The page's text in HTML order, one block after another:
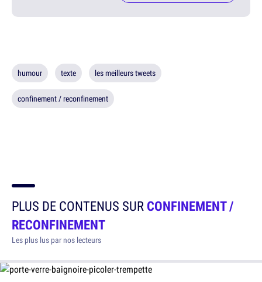
humour texte les meilleurs tweets
confinement / reconfinement
PLUS DE CONTENUS SURCONFINEMENT /
RECONFINEMENT
Les plus lus par nos lecteurs